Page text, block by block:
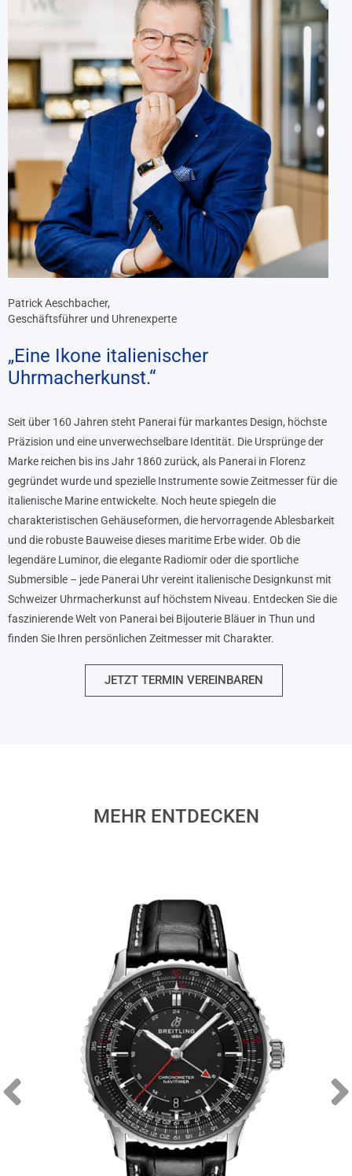
Patrick Aeschbacher,
Geschäftsführer und Uhrenexperte
„Eine Ikone italienischer
Uhrmacherkunst.“
Seit über 160 Jahren steht Panerai für markantes Design, höchste
Präzision und eine unverwechselbare Identität. Die Ursprünge der
Marke reichen bis ins Jahr 1860 zurück, als Panerai in Florenz
gegründet wurde und spezielle Instrumente sowie Zeitmesser für die
italienische Marine entwickelte. Noch heute spiegeln die
charakteristischen Gehäuseformen, die hervorragende Ablesbarkeit
und die robuste Bauweise dieses maritime Erbe wider. Ob die
legendäre Luminor, die elegante Radiomir oder die sportliche
Submersible – jede Panerai Uhr vereint italienische Designkunst mit
Schweizer Uhrmacherkunst auf höchstem Niveau. Entdecken Sie die
faszinierende Welt von Panerai bei Bijouterie Bläuer in Thun und
finden Sie Ihren persönlichen Zeitmesser mit Charakter.
JETZT TERMIN VEREINBAREN
MEHR ENTDECKEN